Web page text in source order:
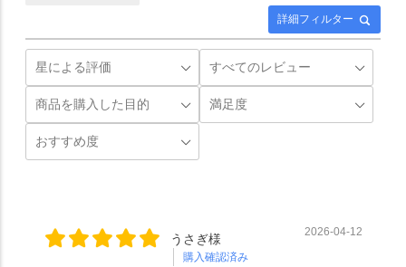
詳細フィルター
うさぎ様
購入確認済み
2026-04-12